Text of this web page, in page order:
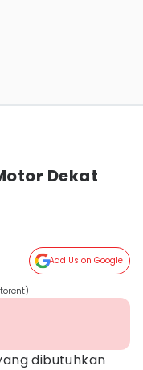
Dekat
Add Us on Google
dibutuhkan